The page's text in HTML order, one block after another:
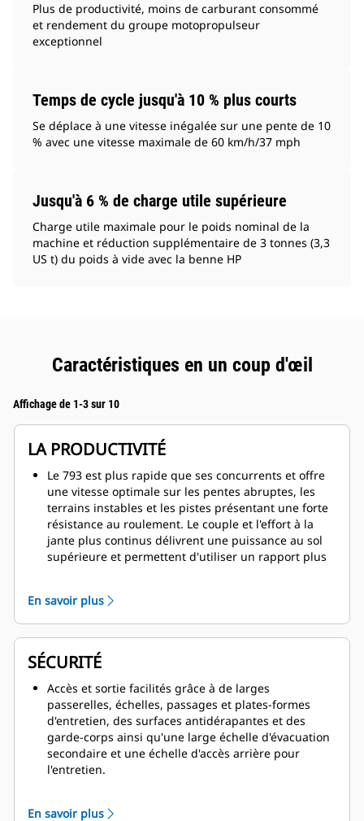
Plus de productivité, moins de carburant consommé
et rendement du groupe motopropulseur
exceptionnel
Temps de cycle jusqu'à 10 % plus courts
Se déplace à une vitesse inégalée sur une pente de 10
% avec une vitesse maximale de 60 km/h/37 mph
Jusqu'à 6 % de charge utile supérieure
Charge utile maximale pour le poids nominal de la
machine et réduction supplémentaire de 3 tonnes (3,3
US t) du poids à vide avec la benne HP
Caractéristiques en un coup d'œil
Affichage de 1-3 sur 10
LA PRODUCTIVITÉ
Le 793 est plus rapide que ses concurrents et offre
une vitesse optimale sur les pentes abruptes, les
terrains instables et les pistes présentant une forte
résistance au roulement. Le couple et l'effort à la
jante plus continus délivrent une puissance au sol
supérieure et permettent d'utiliser un rapport plus
maintenus à chaque passage de rapport avec une
sélection du rapport optimal, ce qui permet une
accélération plus rapide.
La transmission six vitesses Cat avec les toutes
dernières commandes à stratégie de commande
électronique de la productivité avancée (APECS), est
couplée au Moteur C175-16 pour délivrer une
puissance optimale sur une large plage de vitesses
de fonctionnement.
L'avantage d'un poids à vide de 13 à 19 tonnes (14-
21 US t) par rapport aux tombereaux concurrents à
que vous attendez.
En savoir plus
SÉCURITÉ
Accès et sortie facilités grâce à de larges
passerelles, échelles, passages et plates-formes
d'entretien, des surfaces antidérapantes et des
garde-corps ainsi qu'une large échelle d'évacuation
secondaire et une échelle d'accès arrière pour
l'entretien.
En savoir plus